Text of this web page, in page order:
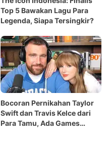
Top 5 Bawakan Lagu Para
Legenda, Siapa Tersingkir?
Bocoran Pernikahan Taylor
Swift dan Travis Kelce dari
Para Tamu, Ada Games